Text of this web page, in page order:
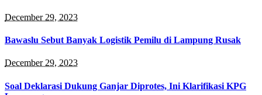
December 29, 2023
Bawaslu Sebut Banyak Logistik Pemilu di Lampung Rusak
December 29, 2023
Soal Deklarasi Dukung Ganjar Diprotes, Ini Klarifikasi KPG